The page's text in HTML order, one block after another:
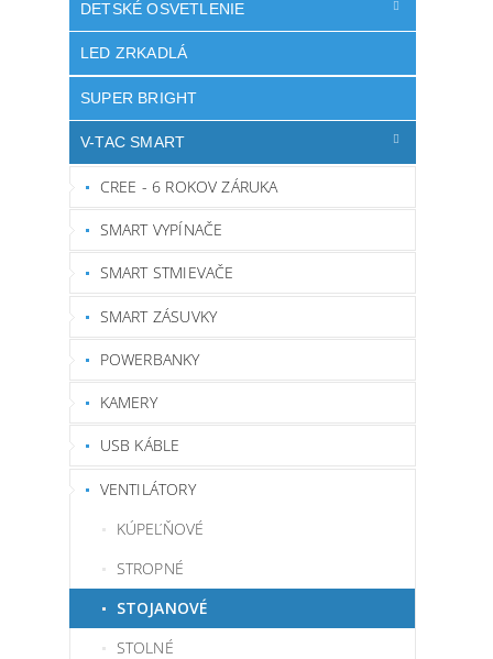
DETSKÉ OSVETLENIE
LED ZRKADLÁ
SUPER BRIGHT
V-TAC SMART
CREE - 6 ROKOV ZÁRUKA
SMART VYPÍNAČE
SMART STMIEVAČE
SMART ZÁSUVKY
POWERBANKY
KAMERY
USB KÁBLE
VENTILÁTORY
KÚPEĽŇOVÉ
STROPNÉ
STOJANOVÉ
STOLNÉ